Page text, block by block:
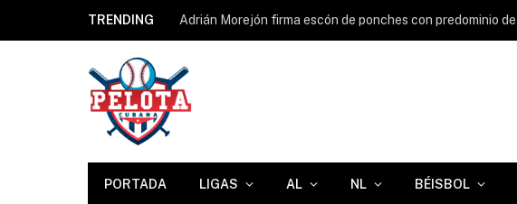
TRENDING
PORTADA LIGAS AL NL BÉISBOL